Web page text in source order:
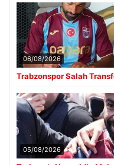
06/08/2026
Trabzonspor Salah
05/08/2026